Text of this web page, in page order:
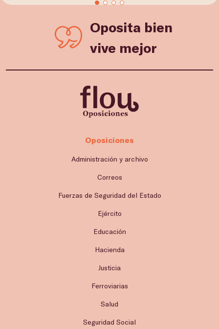
Oposita bien
vive mejor
Oposiciones
Administración y archivo
Correos
Fuerzas de Seguridad del Estado
Ejército
Educación
Hacienda
Justicia
Ferroviarias
Salud
Seguridad Social